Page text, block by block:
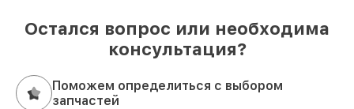
Остался вопрос или необходима
консультация?
Поможем определиться с выбором
запчастей